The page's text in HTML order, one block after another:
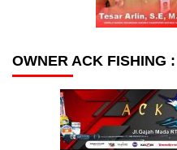
OWNER ACK FISHING